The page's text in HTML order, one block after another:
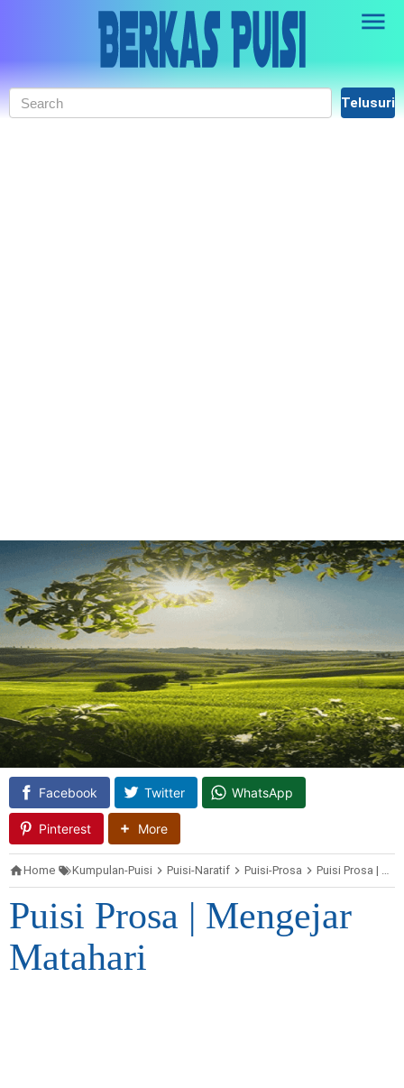
Skip to main content
Facebook Twitter WhatsApp
Pinterest More
Home Kumpulan-Puisi Puisi-Naratif Puisi-Prosa Puisi Prosa | Mengejar Matahari
Puisi Prosa | Mengejar
Matahari